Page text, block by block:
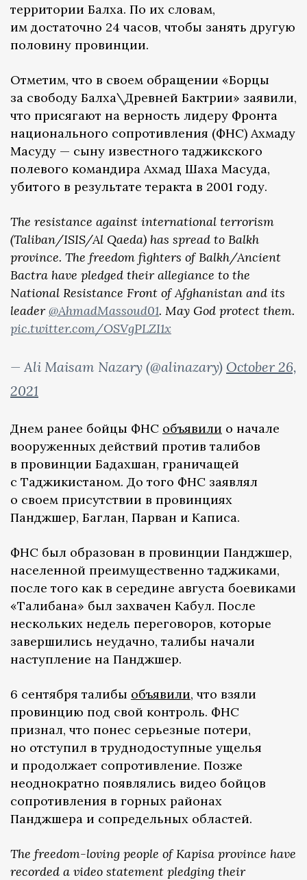
территории Балха. По их словам,
им достаточно 24 часов, чтобы занять другую
половину провинции.
Отметим, что в своем обращении «Борцы
за свободу Балха\Древней Бактрии» заявили,
что присягают на верность лидеру Фронта
национального сопротивления (ФНС) Ахмаду
Масуду — сыну известного таджикского
полевого командира Ахмад Шаха Масуда,
убитого в результате теракта в 2001 году.
The resistance against international terrorism
(Taliban/ISIS/Al Qaeda) has spread to Balkh
province. The freedom fighters of Balkh/Ancient
Bactra have pledged their allegiance to the
National Resistance Front of Afghanistan and its
leader @AhmadMassoud01. May God protect them.
pic.twitter.com/OSVgPLZI1x
— Ali Maisam Nazary (@alinazary) October 26,
2021
Днем ранее бойцы ФНС объявили о начале
вооруженных действий против талибов
в провинции Бадахшан, граничащей
с Таджикистаном. До того ФНС заявлял
о своем присутствии в провинциях
Панджшер, Баглан, Парван и Каписа.
ФНС был образован в провинции Панджшер,
населенной преимущественно таджиками,
после того как в середине августа боевиками
«Талибана» был захвачен Кабул. После
нескольких недель переговоров, которые
завершились неудачно, талибы начали
наступление на Панджшер.
6 сентября талибы объявили, что взяли
провинцию под свой контроль. ФНС
признал, что понес серьезные потери,
но отступил в труднодоступные ущелья
и продолжает сопротивление. Позже
неоднократно появлялись видео бойцов
сопротивления в горных районах
Панджшера и сопредельных областей.
The freedom-loving people of Kapisa province have
recorded a video statement pledging their